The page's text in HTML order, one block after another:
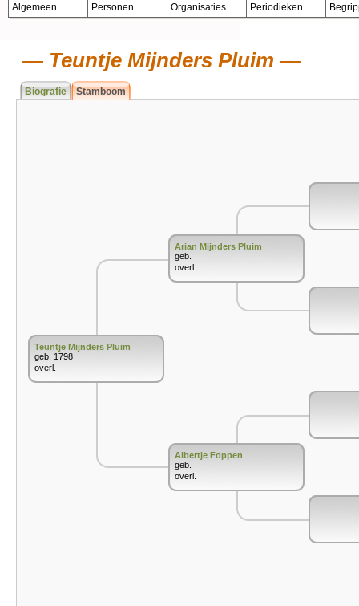
Algemeen Personen Organisaties Periodieken
Teuntje Mijnders Pluim
Biografie Stamboom
Teuntje Mijnders Pluim
geb. 1798
overl.
Arian Mijnders Pluim
geb.
overl.
Albertje Foppen
geb.
overl.